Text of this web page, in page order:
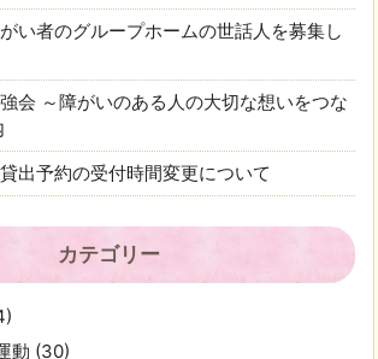
がい者のグループホームの世話人を募集し
会 ～障がいのある人の大切な想いをつな
出予約の受付時間変更について
カテゴリー
動 (30)